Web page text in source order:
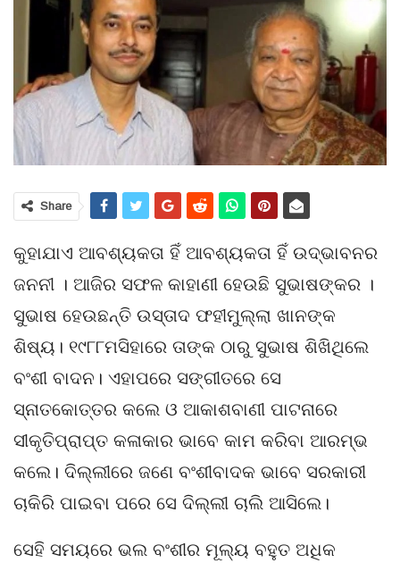
Share
କୁହାଯାଏ ଆବଶ୍ୟକତା ହିଁ ଆବଶ୍ୟକତା ହିଁ ଉଦ୍ଭାବନର
ଜନନୀ । ଆଜିର ସଫଳ କାହାଣୀ ହେଉଛି ସୁଭାଷଙ୍କର ।
ସୁଭାଷ ହେଉଛନ୍ତି ଉସ୍ତାଦ ଫହୀମୁଲ୍ଲା ଖାନଙ୍କ
ଶିଷ୍ୟ। ୧୯୮୮ମସିହାରେ ତାଙ୍କ ଠାରୁ ସୁଭାଷ ଶିଖିଥିଲେ
ବଂଶୀ ବାଦନ। ଏହାପରେ ସଙ୍ଗୀତରେ ସେ
ସ୍ନାତକୋତ୍ତର କଲେ ଓ ଆକାଶବାଣୀ ପାଟନାରେ
ସୀକୃତିପ୍ରାପ୍ତ କଳାକାର ଭାବେ କାମ କରିବା ଆରମ୍ଭ
କଲେ। ଦିଲ୍ଲୀରେ ଜଣେ ବଂଶୀବାଦକ ଭାବେ ସରକାରୀ
ଚାକିରି ପାଇବା ପରେ ସେ ଦିଲ୍ଲୀ ଚାଲି ଆସିଲେ।
ସେହି ସମୟରେ ଭଲ ବଂଶୀର ମୂଲ୍ୟ ବହୁତ ଅଧିକ